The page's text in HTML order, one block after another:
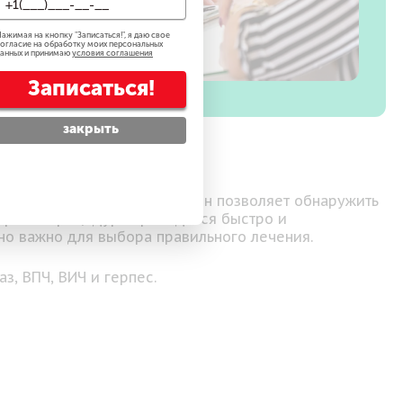
половым путём. Он позволяет обнаружить
Процедура проводится быстро и
важно для выбора правильного лечения.
ВПЧ, ВИЧ и герпес.
на кнопку "Записаться!", я даю свое
на обработку моих персональных
и принимаю условия соглашения
Записаться!
закрыть